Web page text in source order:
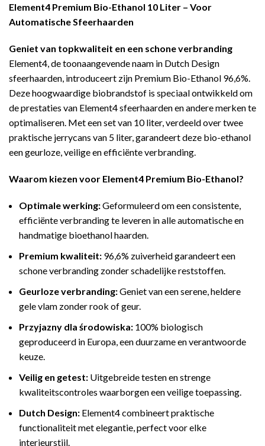
Element4 Premium Bio-Ethanol 10 Liter – Voor
Automatische Sfeerhaarden
Geniet van topkwaliteit en een schone verbranding
Element4, de toonaangevende naam in Dutch Design
sfeerhaarden, introduceert zijn Premium Bio-Ethanol 96,6%.
Deze hoogwaardige biobrandstof is speciaal ontwikkeld om
de prestaties van Element4 sfeerhaarden en andere merken te
optimaliseren. Met een set van 10 liter, verdeeld over twee
praktische jerrycans van 5 liter, garandeert deze bio-ethanol
een geurloze, veilige en efficiënte verbranding.
Waarom kiezen voor Element4 Premium Bio-Ethanol?
Optimale werking:Geformuleerd om een consistente,
efficiënte verbranding te leveren in alle automatische en
handmatige bioethanol haarden.
Premium kwaliteit: 96,6% zuiverheid garandeert een
schone verbranding zonder schadelijke reststoffen.
Geurloze verbranding:Geniet van een serene, heldere
gele vlam zonder rook of geur.
Przyjazny dla środowiska: 100% biologisch
geproduceerd in Europa, een duurzame en verantwoorde
keuze.
Veilig en getest: Uitgebreide testen en strenge
kwaliteitscontroles waarborgen een veilige toepassing.
Dutch Design: Element4 combineert praktische
functionaliteit met elegantie, perfect voor elke
interieurstijl.